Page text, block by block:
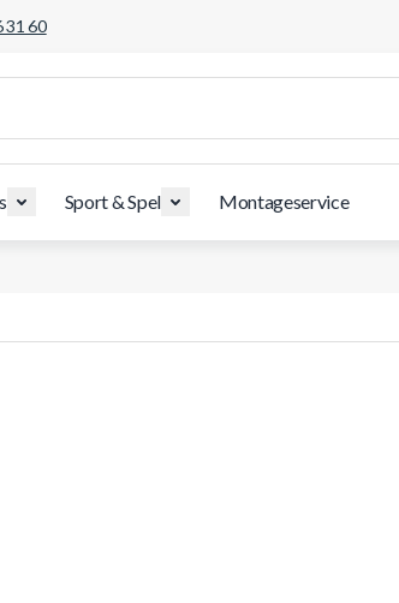
31 60
Sport & Spel Montageservice